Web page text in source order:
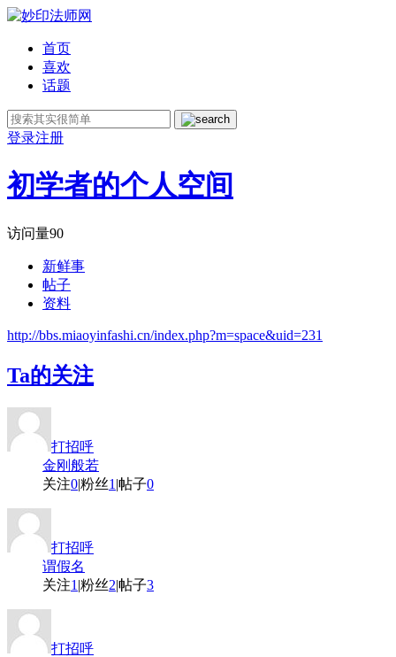
首页
喜欢
话题
登录注册
初学者的个人空间
访问量90
新鲜事
帖子
资料
http://bbs.miaoyinfashi.cn/index.php?m=space&uid=231
Ta的关注
打招呼
金刚般若
关注0|粉丝1 |帖子0
打招呼
谓假名
关注1 |粉丝2|帖子3
打招呼